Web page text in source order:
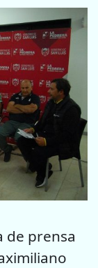
de prensa